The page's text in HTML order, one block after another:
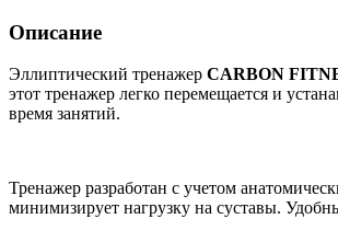
Описание
Эллиптический тренажер CARBON
этот тренажер легко перемещается и
время занятий.
Тренажер разработан с учетом
минимизирует нагрузку на суставы.